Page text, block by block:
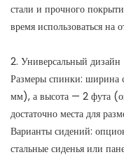
стали и прочного
время использоваться на
2. Универсальный дизайн
Размеры спинки: ширина
мм), а высота — 2 фута
достаточно места для
Варианты сидений:
стальные сиденья или